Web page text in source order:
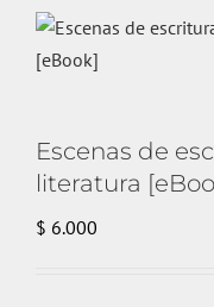
Escenas de
literatura
$ 6.000